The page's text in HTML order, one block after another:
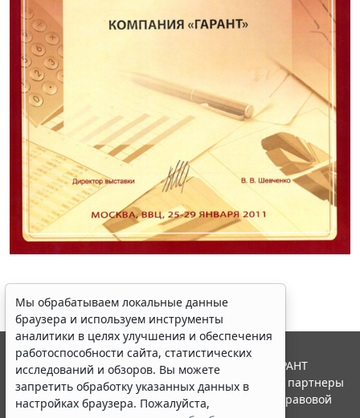
Мы обрабатываем локальные данные
браузера и используем инструменты
аналитики в целях улучшения и обеспечения
работоспособности сайта, статистических
исследований и обзоров. Вы можете
запретить обработку указанных данных в
настройках браузера. Пожалуйста,
© ООО "НПП "ГАРАНТ-СЕРВИС", 2026. Система ГАРАНТ
выпускается с 1990 года. Компания "Гарант" и ее партнеры
являются участниками Российской ассоциации правовой